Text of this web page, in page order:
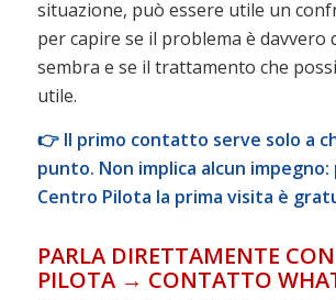
situazione, può essere utile un
per capire se il problema è davvero
sembra e se il trattamento che
utile.
👉 Il primo contatto serve solo a
punto. Non implica alcun impegno:
Centro Pilota la prima visita è
PARLA DIRETTAMENTE
PILOTA → CONTATTO